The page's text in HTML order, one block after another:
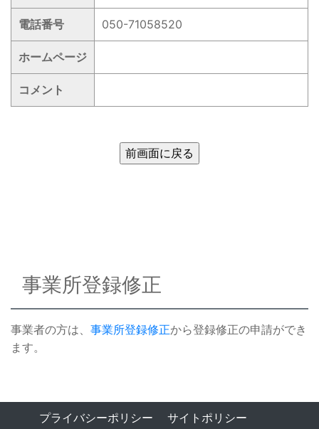
電話番号 050-71058520
ホームページ
コメント
事業所登録修正
事業者の方は、 事業所登録修正から登録修正の申請ができ
ます。
プライバシーポリシー サイトポリシー